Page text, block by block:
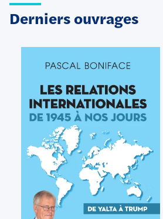
Derniers ouvrages